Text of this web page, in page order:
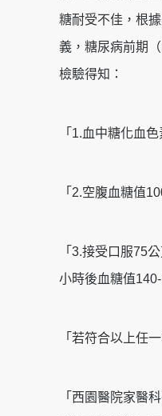
糖耐受不佳，根
義，糖尿病前期
檢驗得知：
「1.血中糖化血
「2.空腹血糖值
「3.接受口服75
小時後血糖值
「若符合以上任
「西園醫院家醫